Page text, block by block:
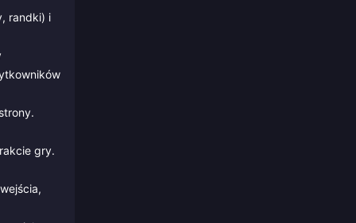
randki) i
gry.